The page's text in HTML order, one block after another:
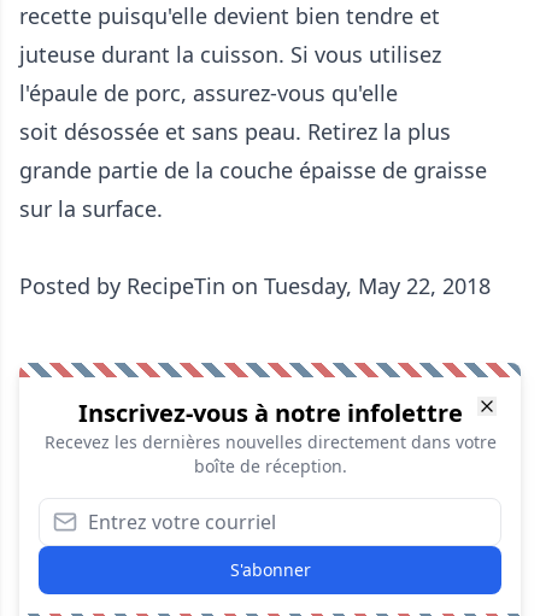
recette puisqu'elle devient bien tendre et
juteuse durant la cuisson. Si vous utilisez
l'épaule de porc, assurez-vous qu'elle
soit désossée et sans peau. Retirez la plus
grande partie de la couche épaisse de graisse
sur la surface.
Posted by RecipeTin on Tuesday, May 22, 2018
Inscrivez-vous à notre infolettre
Recevez les dernières nouvelles directement dans votre
boîte de réception.
S'abonner